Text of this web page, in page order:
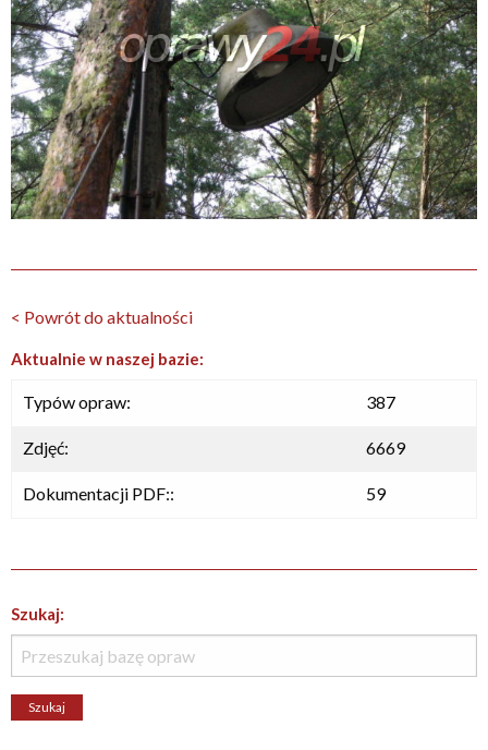
< Powrót do aktualności
Aktualnie w naszej bazie:
Typów opraw: 387
Zdjęć: 6669
Dokumentacji PDF:: 59
Szukaj: